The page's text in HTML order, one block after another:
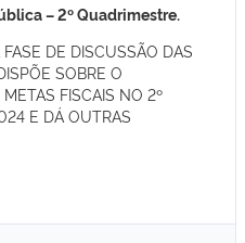
– 2º Quadrimestre.
DE DISCUSSÃO DAS
SOBRE O
FISCAIS NO 2º
E DÁ OUTRAS